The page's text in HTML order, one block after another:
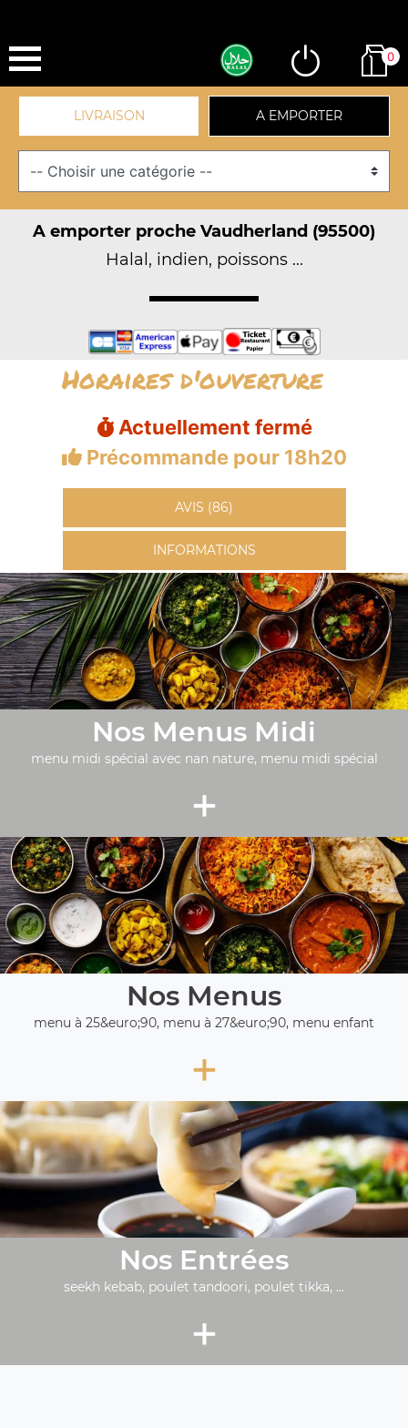
0
LIVRAISON A EMPORTER
A emporter proche Vaudherland (95500)
Halal, indien, poissons ...
Horaires d'ouverture
Actuellement fermé
Précommande pour 18h20
AVIS (86)
INFORMATIONS
Nos Menus Midi
menu midi spécial avec nan nature, menu midi spécial
+
Nos Menus
menu à 25&euro;90, menu à 27&euro;90, menu enfant
+
Nos Entrées
seekh kebab, poulet tandoori, poulet tikka, ...
+